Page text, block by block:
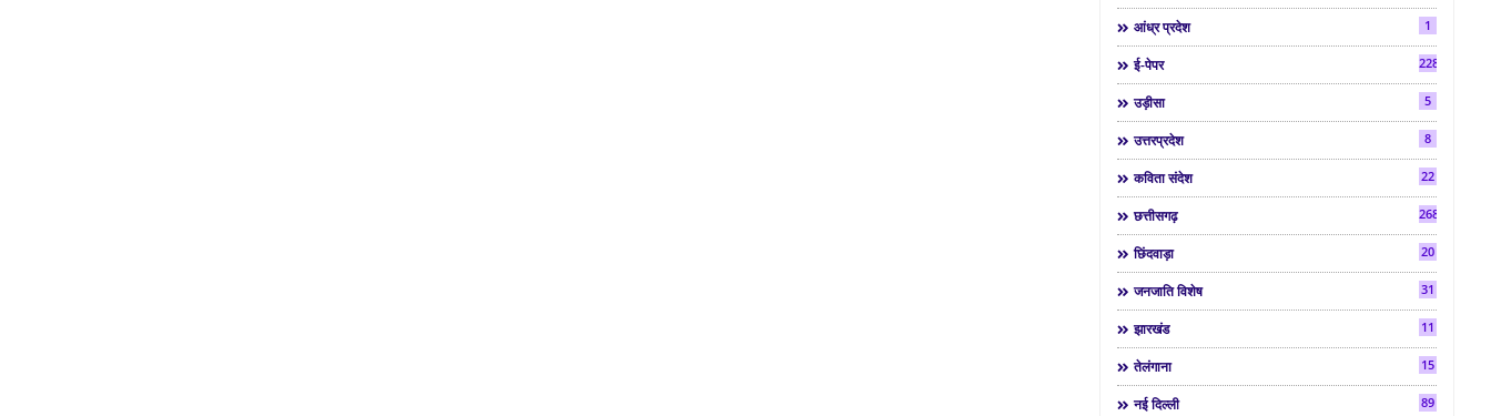
आंध्र प्रदेश 1
ई-पेपर 2286
उड़ीसा 5
उत्तरप्रदेश 8
कविता संदेश 22
छत्तीसगढ़ 268
छिंदवाड़ा 20
जनजाति विशेष 31
झारखंड 11
तेलंगाना 15
नई दिल्ली 89